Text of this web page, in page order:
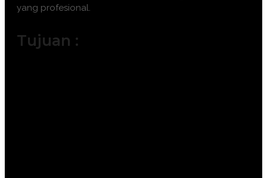
yang profesional.
Tujuan :